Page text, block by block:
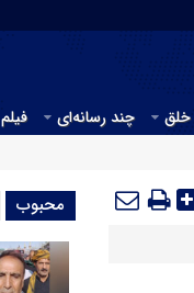
چند رسانه‌ای فیلم
محبوب